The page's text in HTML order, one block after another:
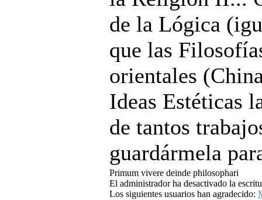
de la Lógica
que las
orientales
Ideas Estéticas
de tantos
guardármela
Primum vivere deinde philosophari
El administrador ha desactivado la
Los siguientes usuarios han agradecido: